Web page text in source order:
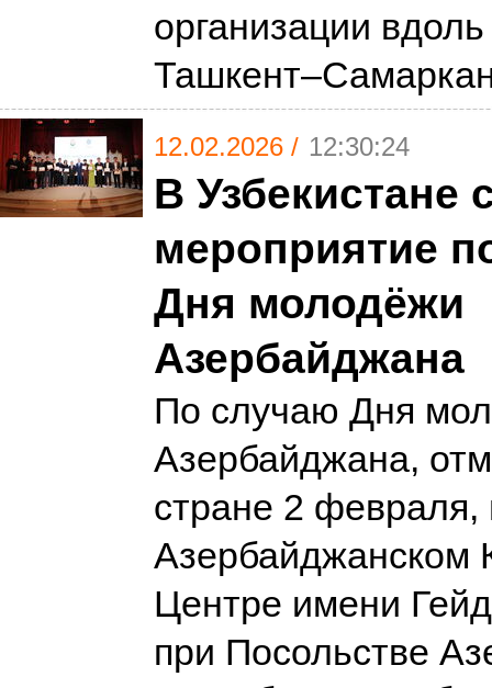
организации
12.02.2026 / 12:30:24
В Узбекистане
мероприятие
Дня молодёжи
Азербайджана
По случаю Дня
Азербайджана,
стране 2 февраля,
Азербайджанском
Центре имени
при Посольстве